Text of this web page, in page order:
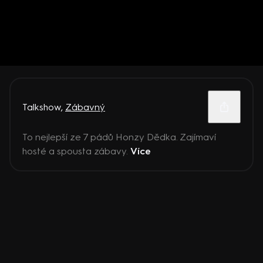
Talkshow, Zábavný
To nejlepší ze 7 pádů Honzy Dědka. Zajímaví
hosté a spousta zábavy. Více